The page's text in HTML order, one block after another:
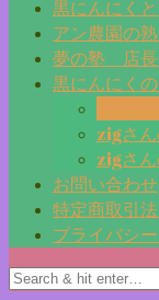
黒にんにく
アン農園の
夢の塾 店長
黒にんにく
zigさ
zigさ
お問い合わせ
特定商取引
プライバシ